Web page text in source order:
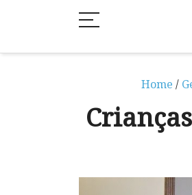
Home /